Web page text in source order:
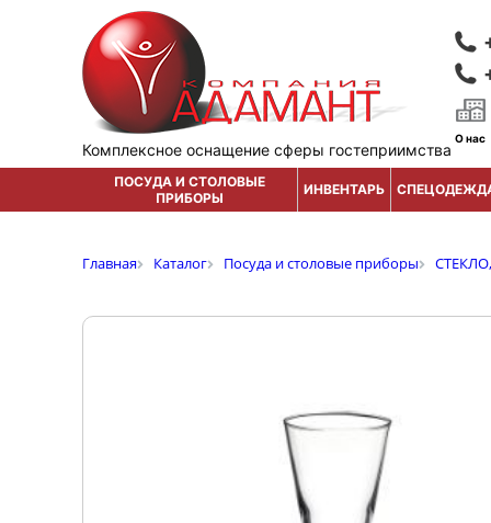
Комплексное оснащение сферы гостеприимства
О нас
ПОСУДА И СТОЛОВЫЕ
ПРИБОРЫ
ИНВЕНТАРЬ
Главная Каталог Посуда и столовые приборы